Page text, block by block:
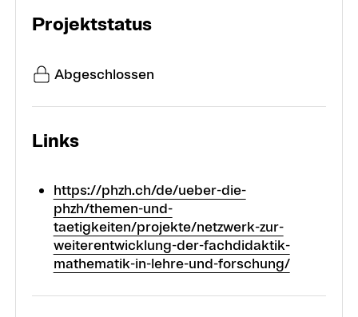
Projektstatus
Abgeschlossen
Links
https://phzh.ch/de/ueber-die-
phzh/themen-und-
taetigkeiten/projekte/netzwerk-zur-
weiterentwicklung-der-fachdidaktik-
mathematik-in-lehre-und-forschung/